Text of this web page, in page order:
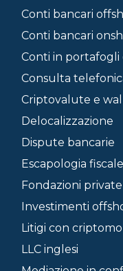
Conti bancari
Conti bancari
Conti in portafogli
Consulta
Criptovalute e
Delocalizzazione
Dispute bancarie
Escapologia fiscale
Fondazioni
Investimenti
Litigi con
LLC inglesi